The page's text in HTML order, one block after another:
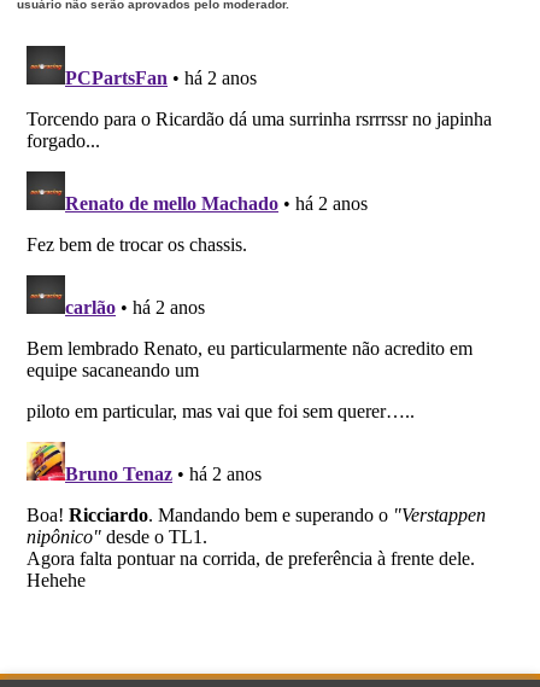
usuário não serão aprovados pelo moderador.